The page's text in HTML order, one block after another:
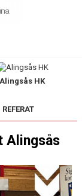
Alingsås HK
Alingsås